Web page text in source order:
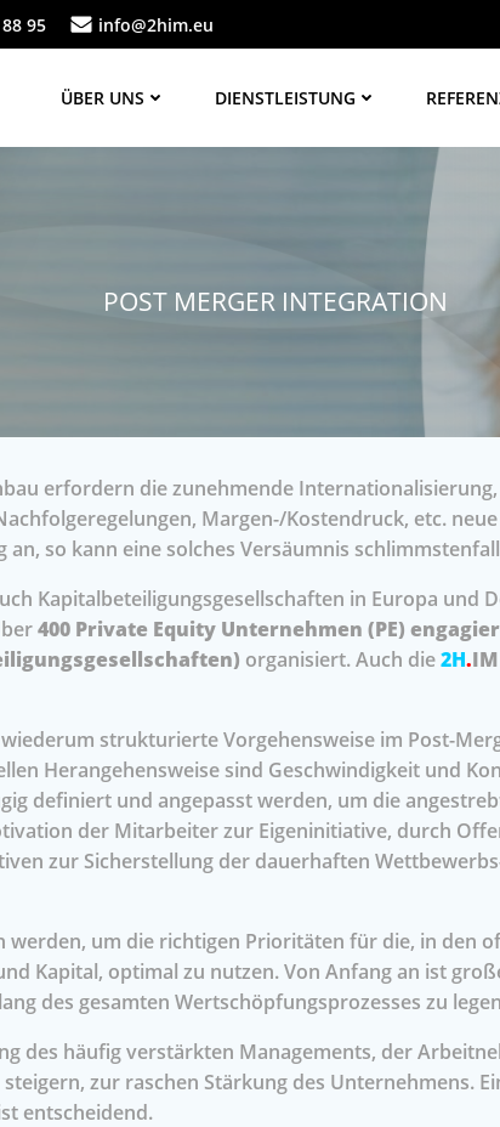
95 info@2him.eu
ÜBER UNS DIENSTLEISTUNG
POST MERGER INTEGRATION
erfordern die zunehmende
Margen-/Kostendruck, etc.
so kann eine solches Versäumnis
Kapitalbeteiligungsgesellschaften in Europa und
400 Private Equity Unternehmen (PE)
organisiert. Auch die2H.IM
strukturierte Vorgehensweise im Post-
Herangehensweise sind Geschwindigkeit und
definiert und angepasst werden, um die
der Mitarbeiter zur Eigeninitiative, durch
zur Sicherstellung der dauerhaften
werden, um die richtigen Prioritäten für die, in den
Kapital, optimal zu nutzen. Von Anfang an ist
des gesamten Wertschöpfungsprozesses zu
des häufig verstärkten Managements, der
zur raschen Stärkung des Unternehmens.
entscheidend.